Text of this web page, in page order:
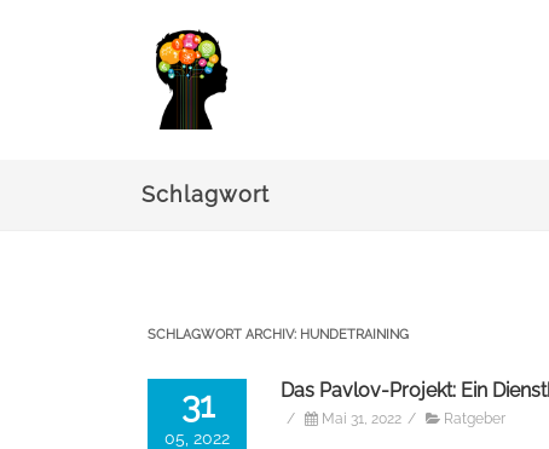
Schlagwort
SCHLAGWORT ARCHIV: HUNDETRAINING
31
05, 2022
Das Pavlov-Projekt: Ein
/ Mai 31, 2022 / Ratgeber